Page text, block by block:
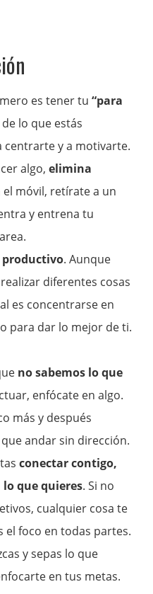
es tener tu“para
lo que estás
centrarte y a motivarte.
algo,elimina
el móvil, retírate a un
y entrena tu
. Aunque
diferentes cosas
es concentrarse en
para dar lo mejor de ti.
no sabemos lo que
enfócate en algo.
más y después
andar sin dirección.
conectar contigo,
que quieres. Si no
cualquier cosa te
el foco en todas partes.
y sepas lo que
en tus metas.